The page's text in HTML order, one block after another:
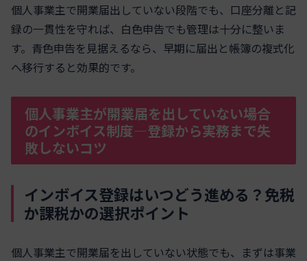
個人事業主で開業届出していない段階でも、口座分離と記
録の一貫性を守れば、白色申告でも管理は十分に整いま
す。青色申告を見据えるなら、早期に届出と帳簿の複式化
へ移行すると効果的です。
個人事業主が開業届を出していない場合
のインボイス制度―登録から実務まで失
敗しないコツ
インボイス登録はいつどう進める？免税
か課税かの選択ポイント
個人事業主で開業届を出していない状態でも、まずは事業